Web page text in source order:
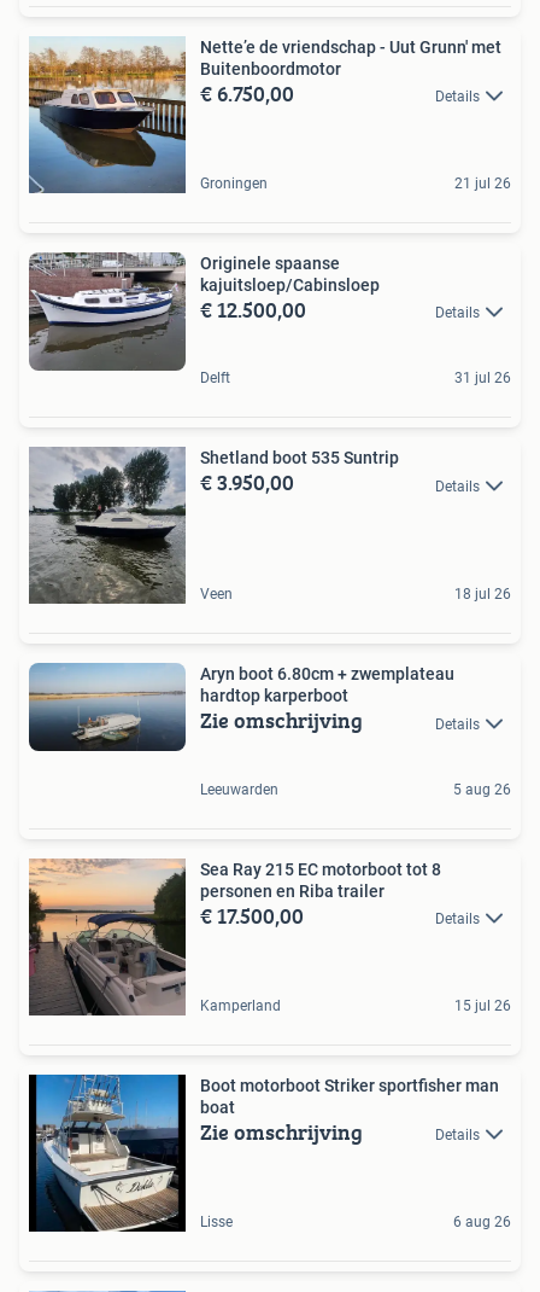
Nette’e de vriendschap - Uut Grunn' met
Buitenboordmotor
€ 6.750,00 Details
Groningen 21 jul 26
Originele spaanse
kajuitsloep/Cabinsloep
€ 12.500,00 Details
Delft 31 jul 26
Shetland boot 535 Suntrip
€ 3.950,00 Details
Veen 18 jul 26
Aryn boot 6.80cm + zwemplateau
hardtop karperboot
Zie omschrijving Details
Leeuwarden 5 aug 26
Sea Ray 215 EC motorboot tot 8
personen en Riba trailer
€ 17.500,00 Details
Kamperland 15 jul 26
Boot motorboot Striker sportfisher man
boat
Zie omschrijving Details
Lisse 6 aug 26